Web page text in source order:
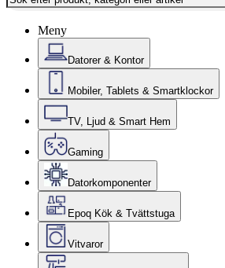
Meny
Datorer & Kontor
Mobiler, Tablets & Smartklockor
TV, Ljud & Smart Hem
Gaming
Datorkomponenter
Epoq Kök & Tvättstuga
Vitvaror